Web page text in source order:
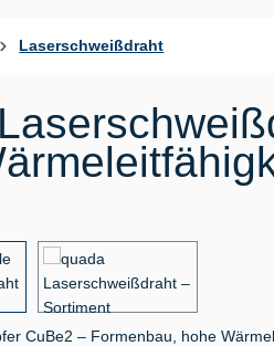
Laserschweißdraht